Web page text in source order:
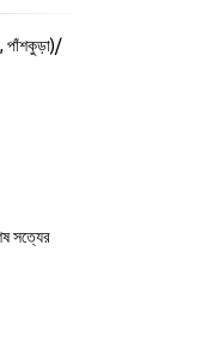
পাঁশকুড়া)/
সত্যের